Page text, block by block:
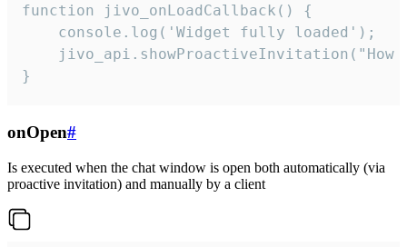
function jivo_onLoadCallback() {
    console.log('Widget fully loaded');
jivo_api.showProactiveInvitation("How
}
onOpen#
Is executed when the chat window is open both automatically (via
proactive invitation) and manually by a client